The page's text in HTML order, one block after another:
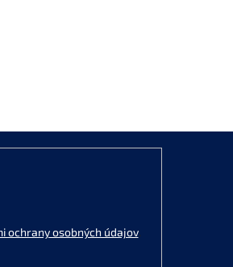
ochrany osobných údajov.